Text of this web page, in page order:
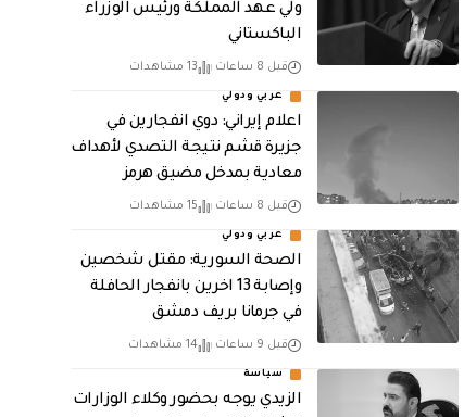
ولي عهد المملكة ورئيس الوزراء
الباكستاني
قبل 8 ساعات 13 مشاهدات
عربي ودولي
اعلام إيراني: دوي انفجارين في
جزيرة قشم نتيجة التصدي لأهداف
معادية بمدخل مضيق هرمز
قبل 8 ساعات 15 مشاهدات
عربي ودولي
الصحة السورية: مقتل شخصين
وإصابة 13 اخرين بانفجار الحافلة
في جرمانا بريف دمشق
قبل 9 ساعات 14 مشاهدات
سياسة
الزيدي يوجه بحضور وكلاء الوزارات